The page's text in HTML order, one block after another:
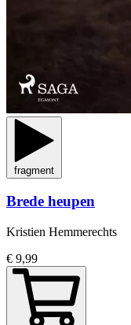
fragment
Brede heupen
Kristien Hemmerechts
€ 9,99